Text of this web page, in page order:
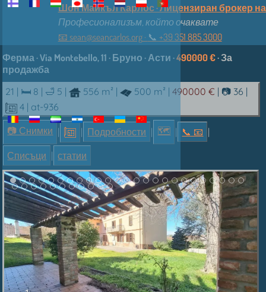
Шон Майкъл Карлос · Лицензиран брокер
Професионализъм, който очаквате
📧 sean@seancarlos.org· 📞︎ +39 351 885 3000
Ферма · Via Montebello, 11 · Бруно · Асти ·490000 €· За
продажба
21 | 🛏 8 | 🛁 5 | 556 m² | 500 m² |490000 € | 📷 36 |
4 | at-936
📷 Снимки | | Подробности | 🗺 | 📞︎ 📧 |
Списъци | статии